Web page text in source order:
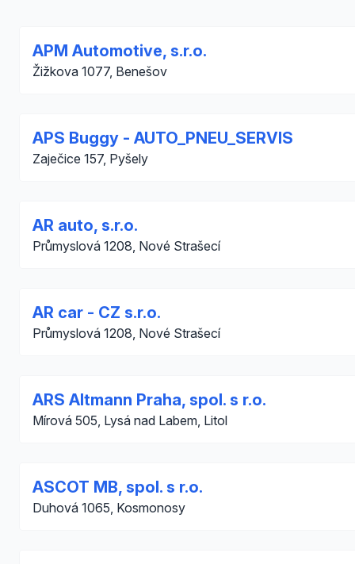
APM Automotive, s.r.o.
Žižkova 1077, Benešov
APS Buggy - AUTO_PNEU_SERVIS
Zaječice 157, Pyšely
AR auto, s.r.o.
Průmyslová 1208, Nové Strašecí
AR car - CZ s.r.o.
Průmyslová 1208, Nové Strašecí
ARS Altmann Praha, spol. s r.o.
Mírová 505, Lysá nad Labem, Litol
ASCOT MB, spol. s r.o.
Duhová 1065, Kosmonosy